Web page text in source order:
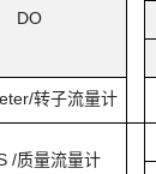
DO
转子流量计
/质量流量计